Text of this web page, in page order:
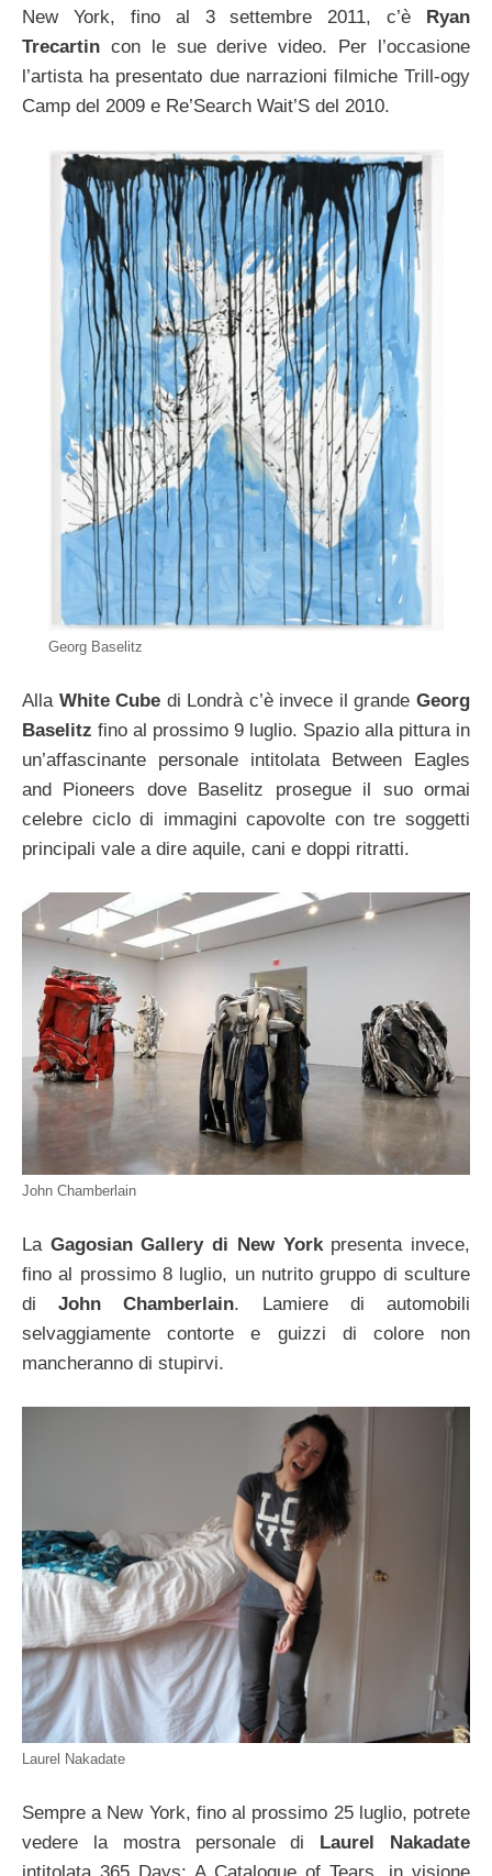
New York, fino al 3 settembre 2011, c’è
Ryan
Trecartin con le sue derive video. Per l’occasione
l’artista ha presentato due narrazioni filmiche Trill-ogy
Camp del 2009 e Re’Search Wait’S del 2010.
Georg Baselitz
AllaWhite Cube di Londrà c’è invece il grandeGeorg
Baselitz fino al prossimo 9 luglio. Spazio alla pittura in
un’affascinante personale intitolata Between Eagles
and Pioneers dove Baselitz prosegue il suo ormai
celebre ciclo di immagini capovolte con tre soggetti
principali vale a dire aquile, cani e doppi ritratti.
John Chamberlain
La Gagosian Gallery di New York presenta invece,
fino al prossimo 8 luglio, un nutrito gruppo di sculture
diJohn Chamberlain. Lamiere di automobili
selvaggiamente contorte e guizzi di colore non
mancheranno di stupirvi.
Laurel Nakadate
Sempre a New York, fino al prossimo 25 luglio, potrete
vedere la mostra personale di
Laurel Nakadate